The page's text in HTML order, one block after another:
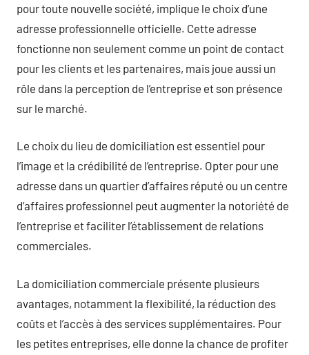
pour toute nouvelle société, implique le choix d’une
adresse professionnelle officielle. Cette adresse
fonctionne non seulement comme un point de contact
pour les clients et les partenaires, mais joue aussi un
rôle dans la perception de l’entreprise et son présence
sur le marché.
Le choix du lieu de domiciliation est essentiel pour
l’image et la crédibilité de l’entreprise. Opter pour une
adresse dans un quartier d’affaires réputé ou un centre
d’affaires professionnel peut augmenter la notoriété de
l’entreprise et faciliter l’établissement de relations
commerciales.
La domiciliation commerciale présente plusieurs
avantages, notamment la flexibilité, la réduction des
coûts et l’accès à des services supplémentaires. Pour
les petites entreprises, elle donne la chance de profiter